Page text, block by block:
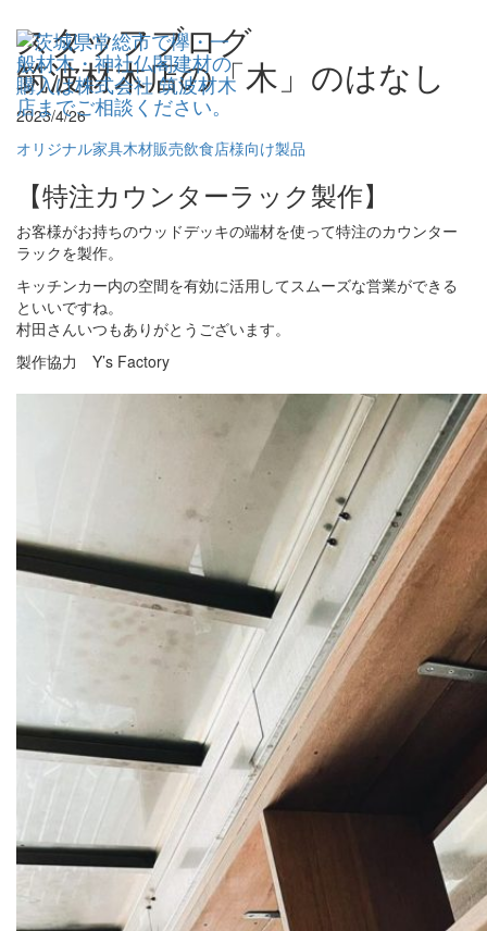
スタッフブログ
筑波材木店の「木」のはなし
2023/4/26
オリジナル家具木材販売飲食店様向け製品
【特注カウンターラック製作】
お客様がお持ちのウッドデッキの端材を使って特注のカウンター
ラックを製作。
キッチンカー内の空間を有効に活用してスムーズな営業ができる
といいですね。
村田さんいつもありがとうございます。
製作協力 Y’s Factory